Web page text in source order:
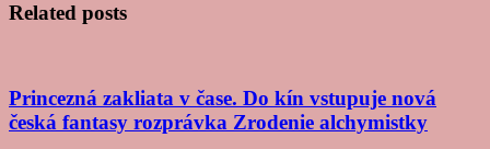
Related posts
Princezná zakliata v čase. Do kín vstupuje nová
česká fantasy rozprávka Zrodenie alchymistky